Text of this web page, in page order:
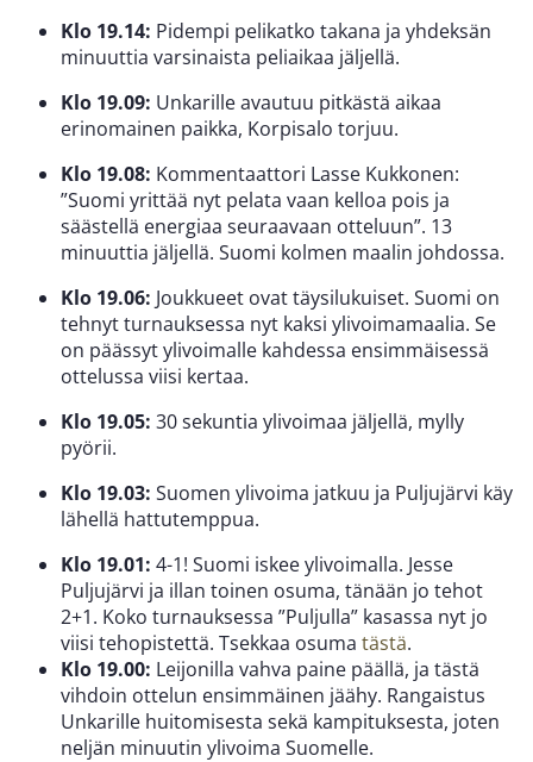
Klo 19.14: Pidempi pelikatko takana ja yhdeksän
minuuttia varsinaista peliaikaa jäljellä.
Klo 19.09: Unkarille avautuu pitkästä aikaa
erinomainen paikka, Korpisalo torjuu.
Klo 19.08: Kommentaattori Lasse Kukkonen:
”Suomi yrittää nyt pelata vaan kelloa pois ja
säästellä energiaa seuraavaan otteluun”. 13
minuuttia jäljellä. Suomi kolmen maalin johdossa.
Klo 19.06: Joukkueet ovat täysilukuiset. Suomi on
tehnyt turnauksessa nyt kaksi ylivoimamaalia. Se
on päässyt ylivoimalle kahdessa ensimmäisessä
ottelussa viisi kertaa.
Klo 19.05: 30 sekuntia ylivoimaa jäljellä, mylly
pyörii.
Klo 19.03: Suomen ylivoima jatkuu ja Puljujärvi käy
lähellä hattutemppua.
Klo 19.01: 4-1! Suomi iskee ylivoimalla. Jesse
Puljujärvi ja illan toinen osuma, tänään jo tehot
2+1. Koko turnauksessa ”Puljulla” kasassa nyt jo
viisi tehopistettä. Tsekkaa osuma tästä.
Klo 19.00: Leijonilla vahva paine päällä, ja tästä
vihdoin ottelun ensimmäinen jäähy. Rangaistus
Unkarille huitomisesta sekä kampituksesta, joten
neljän minuutin ylivoima Suomelle.